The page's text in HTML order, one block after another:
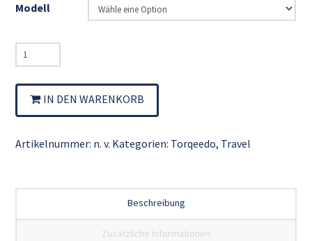
Modell
Torqeedo
Travel
Menge
IN DEN WARENKORB
Artikelnummer: n. v. Kategorien: Torqeedo, Travel
Beschreibung
Zusätzliche Informationen